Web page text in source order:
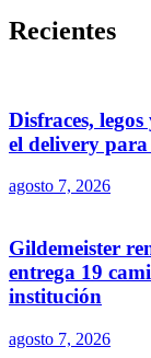
Recientes
Disfraces,
el delivery
agosto 7, 2026
Gildemeister
entrega 19
institución
agosto 7, 2026